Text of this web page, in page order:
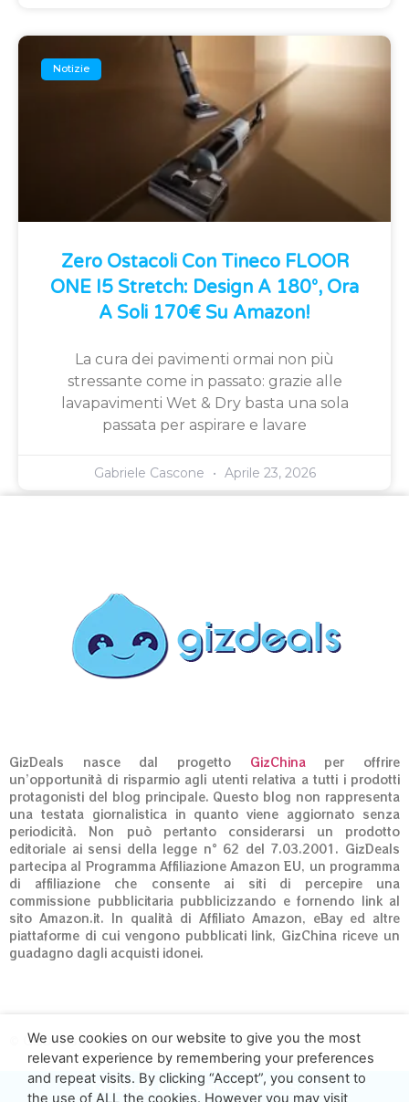
Notizie
Zero Ostacoli Con Tineco FLOOR
ONE I5 Stretch: Design A 180°, Ora
A Soli 170€ Su Amazon!
La cura dei pavimenti ormai non più
stressante come in passato: grazie alle
lavapavimenti Wet & Dry basta una sola
passata per aspirare e lavare
Gabriele Cascone Aprile 23, 2026
GizDeals nasce dal progetto GizChinaper offrire
un’opportunità di risparmio agli utenti relativa a tutti i prodotti
protagonisti del blog principale. Questo blog non rappresenta
una testata giornalistica in quanto viene aggiornato senza
periodicità. Non può pertanto considerarsi un prodotto
editoriale ai sensi della legge n° 62 del 7.03.2001. GizDeals
partecipa al Programma Affiliazione Amazon EU, un programma
di affiliazione che consente ai siti di percepire una
commissione pubblicitaria pubblicizzando e fornendo link al
sito Amazon.it. In qualità di Affiliato Amazon, eBay ed altre
piattaforme di cui vengono pubblicati link, GizChina riceve un
guadagno dagli acquisti idonei.
© GizDeals.it – Giz S.r.l. 01973020660
GizDeals.it - Powered by Giz S.r.l.
We use cookies on our website to give you the most
relevant experience by remembering your preferences
and repeat visits. By clicking “Accept”, you consent to
the use of ALL the cookies. However you may visit